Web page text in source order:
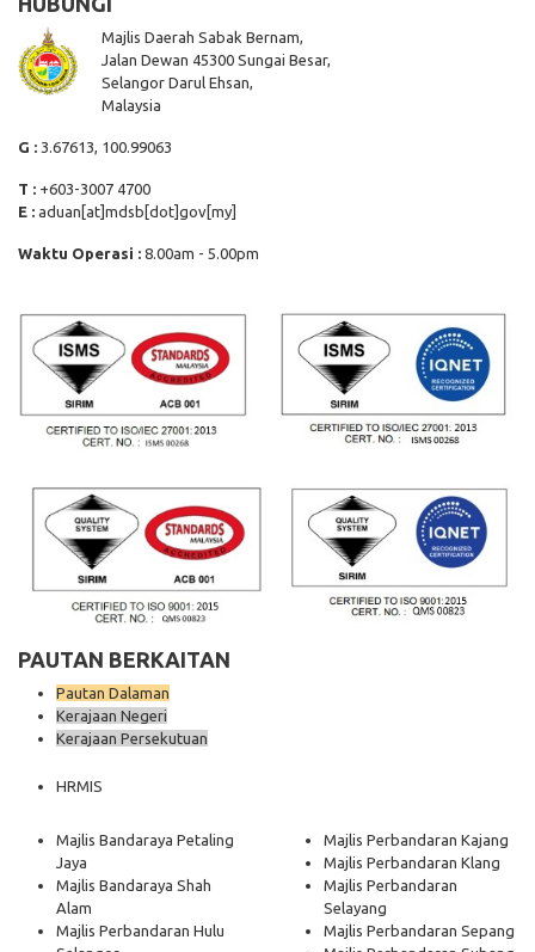
Majlis Daerah Sabak Bernam,
Jalan Dewan 45300 Sungai Besar,
Selangor Darul Ehsan,
Malaysia
G : 3.67613, 100.99063
T : +603-3007 4700
E : aduan[at]mdsb[dot]gov[my]
Waktu Operasi : 8.00am - 5.00pm
PAUTAN BERKAITAN
Pautan Dalaman
Kerajaan Negeri
Kerajaan Persekutuan
HRMIS
Majlis Bandaraya Petaling
Jaya
Majlis Bandaraya Shah
Alam
Majlis Perbandaran Hulu
Majlis Perbandaran Kajang
Majlis Perbandaran Klang
Majlis Perbandaran
Selayang
Majlis Perbandaran Sepang